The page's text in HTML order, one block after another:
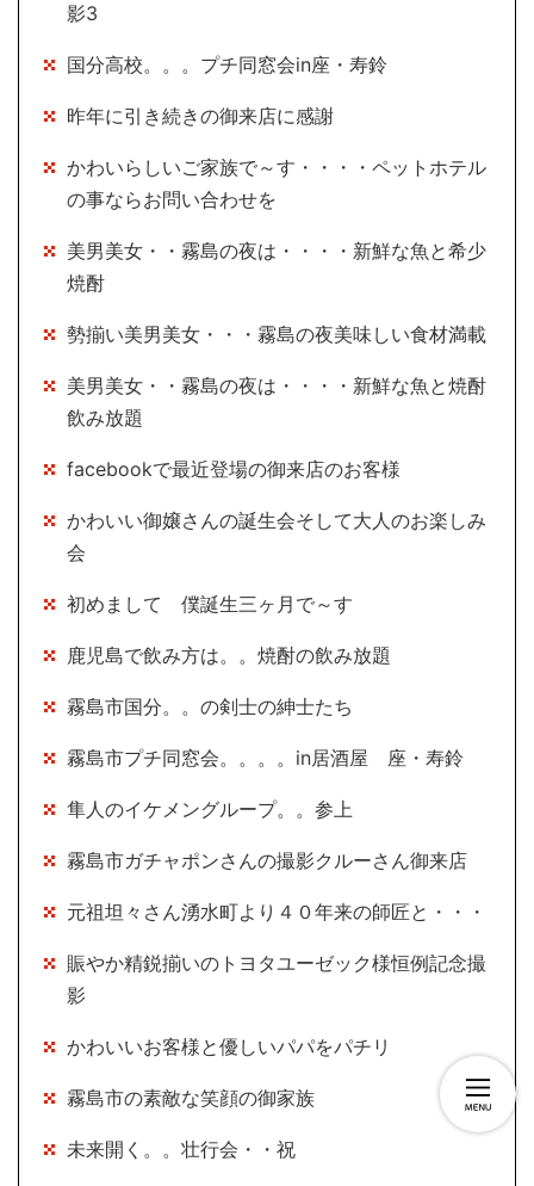
影3
国分高校。。。プチ同窓会in座・寿鈴
昨年に引き続きの御来店に感謝
かわいらしいご家族で～す・・・・ペットホテル
の事ならお問い合わせを
美男美女・・霧島の夜は・・・・新鮮な魚と希少
焼酎
勢揃い美男美女・・・霧島の夜美味しい食材満載
美男美女・・霧島の夜は・・・・新鮮な魚と焼酎
飲み放題
facebookで最近登場の御来店のお客様
かわいい御嬢さんの誕生会そして大人のお楽しみ
会
初めまして 僕誕生三ヶ月で～す
鹿児島で飲み方は。。焼酎の飲み放題
霧島市国分。。の剣士の紳士たち
霧島市プチ同窓会。。。。in居酒屋 座・寿鈴
隼人のイケメングループ。。参上
霧島市ガチャポンさんの撮影クルーさん御来店
元祖坦々さん湧水町より４０年来の師匠と・・・
賑やか精鋭揃いのトヨタユーゼック様恒例記念撮
影
かわいいお客様と優しいパパをパチリ
霧島市の素敵な笑顔の御家族
未来開く。。壮行会・・祝